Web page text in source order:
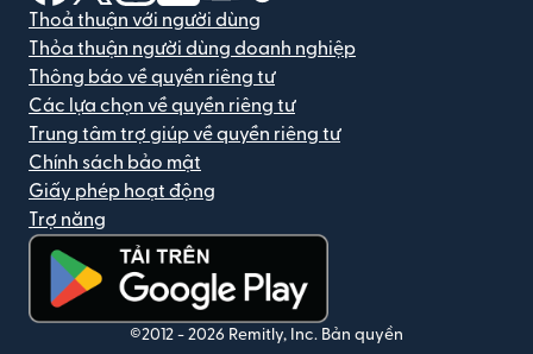
Thoả thuận với người dùng
Thỏa thuận người dùng doanh nghiệp
Thông báo về quyền riêng tư
Các lựa chọn về quyền riêng tư
Trung tâm trợ giúp về quyền riêng tư
Chính sách bảo mật
Giấy phép hoạt động
Trợ năng
(mở trong cửa sổ mới)
©2012 - 2026 Remitly, Inc. Bản quyền